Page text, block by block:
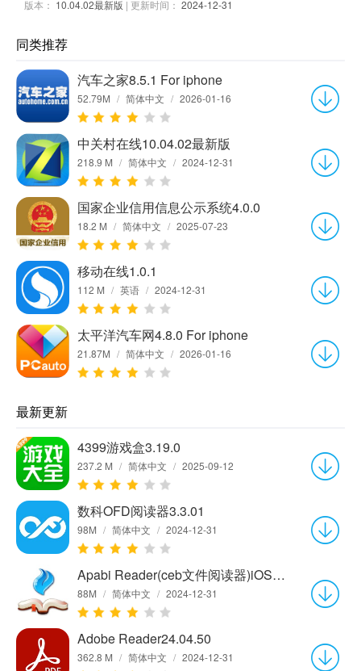
版本： 10.04.02最新版 | 更新时间： 2024-12-31
同类推荐
汽车之家8.5.1 For iphone
52.79M / 简体中文 / 2026-01-16
中关村在线10.04.02最新版
218.9 M / 简体中文 / 2024-12-31
国家企业信用信息公示系统4.0.0
18.2 M / 简体中文 / 2025-07-23
移动在线1.0.1
112 M / 英语 / 2024-12-31
太平洋汽车网4.8.0 For iphone
21.87M / 简体中文 / 2026-01-16
最新更新
4399游戏盒3.19.0
237.2 M / 简体中文 / 2025-09-12
数科OFD阅读器3.3.01
98M / 简体中文 / 2024-12-31
Apabi Reader(ceb文件阅读器)iOS版 v2.4.4
88M / 简体中文 / 2024-12-31
Adobe Reader24.04.50
362.8 M / 简体中文 / 2024-12-31